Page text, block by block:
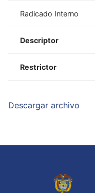
Radicado Interno
Descriptor
Restrictor
Descargar archivo